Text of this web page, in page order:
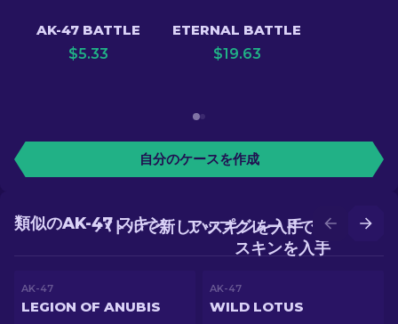
AK-47 BATTLE
$5.33
ETERNAL BATTLE
$19.63
自分のケースを作成
アップグレードでより良い
スキンを入手
バトルで新しいスキンを入手
類似のAK-47 スキン
AK-47
LEGION OF ANUBIS
AK-47
WILD LOTUS